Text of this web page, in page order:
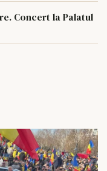
Concert la Palatul